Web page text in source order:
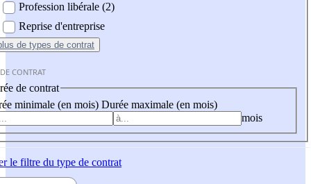
Profession libérale (2)
Reprise d'entreprise
de types de contrat
CONTRAT
de contrat
minimale (en mois) Durée maximale (en mois)
mois
le filtre du type de contrat